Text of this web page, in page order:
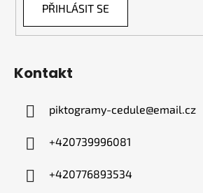
PŘIHLÁSIT SE
Kontakt
piktogramy-cedule@email.cz
+420739996081
+420776893534